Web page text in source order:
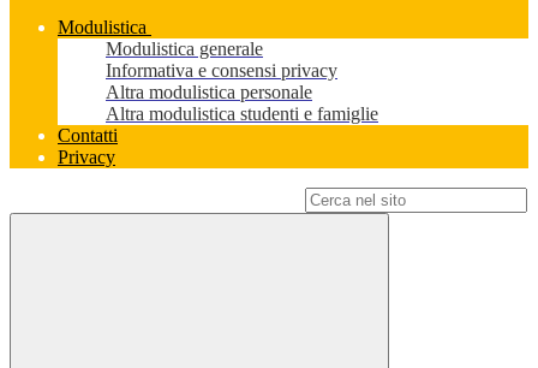
Modulistica
Modulistica generale
Informativa e consensi privacy
Altra modulistica personale
Altra modulistica studenti e famiglie
Contatti
Privacy